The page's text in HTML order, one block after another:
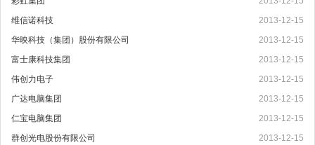
维信诺科技
2013-12-15
华映科技（集团）股份有限公司
2013-12-15
富士康科技集团
2013-12-15
伟创力电子
2013-12-15
广达电脑集团
2013-12-15
仁宝电脑集团
2013-12-15
群创光电股份有限公司
2013-12-15